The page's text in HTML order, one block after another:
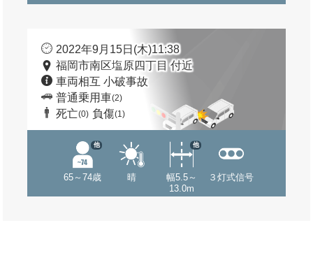
2022年9月15日(木)11:38
福岡市南区塩原四丁目 付近
車両相互 小破事故
普通乗用車(2)
死亡(0) 負傷(1)
65～74歳
他
晴
幅5.5～
13.0m
他
３灯式信号